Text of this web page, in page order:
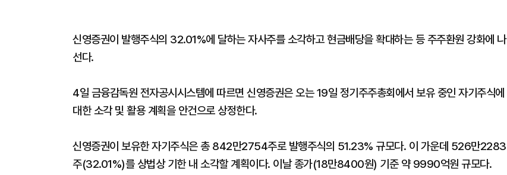
신영증권이 발행주식의 32.01%에 달하는 자사주를 소각하고 현금배당을 확대하는 등 주주환원 강화에 나
선다.
4일 금융감독원 전자공시시스템에 따르면 신영증권은 오는 19일 정기주주총회에서 보유 중인 자기주식에
대한 소각 및 활용 계획을 안건으로 상정한다.
신영증권이 보유한 자기주식은 총 842만2754주로 발행주식의 51.23% 규모다. 이 가운데 526만2283
주(32.01%)를 상법상 기한 내 소각할 계획이다. 이날 종가(18만8400원) 기준 약 9990억원 규모다.